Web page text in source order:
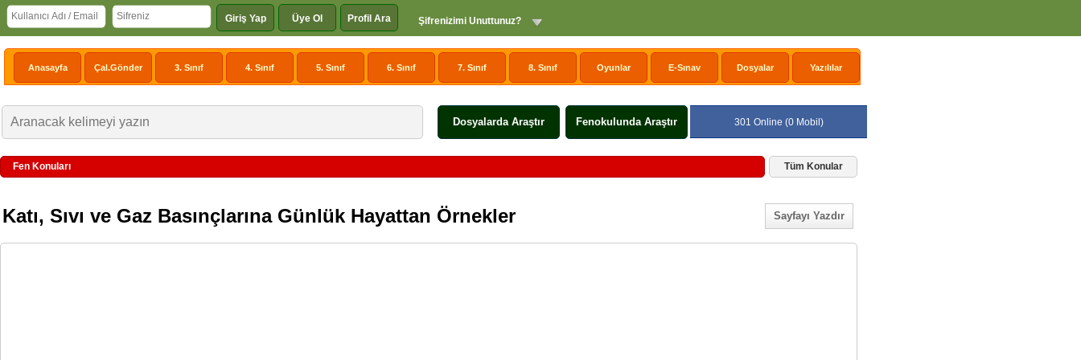
Giriş Yap Üye Ol Profil Ara Şifrenizimi Unuttunuz?
Anasayfa Çal.Gönder 3. Sınıf 4. Sınıf 5. Sınıf 6. Sınıf 7. Sınıf 8. Sınıf Oyunlar E-Sınav Dosyalar Yazılılar
Dosyalarda Araştır Fenokulunda Araştır 301 Online (0 Mobil)
Fen Konuları Tüm Konular
Katı, Sıvı ve Gaz Basınçlarına Günlük Hayattan Örnekler Sayfayı Yazdır